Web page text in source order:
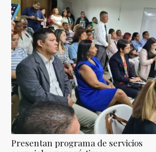
Presentan programa de servicios